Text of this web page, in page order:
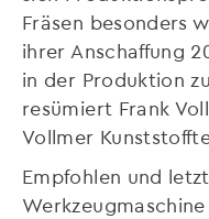
Fräsen besonders
ihrer Anschaffung
in der Produktion
resümiert Frank
Vollmer
Empfohlen und